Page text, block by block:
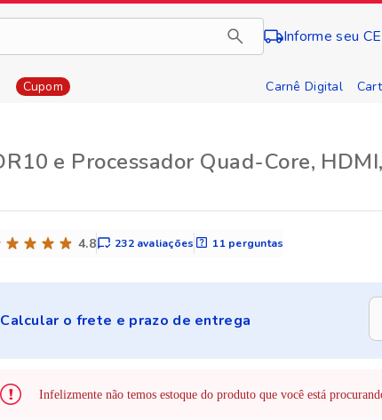
Informe seu
Cupom Carnê Digital
e Processador Quad-Core,
esse produto
de 5 estrelas 4.8
232 avaliações
232 avaliações
com 11 perguntas
11 perguntas
Calcular o frete e prazo de entrega
Infelizmente não temos estoque do produto que você está